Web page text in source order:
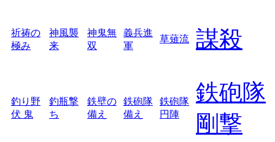
祈祷の
極み
神風襲
来
神鬼無
双
義兵進
軍
草薙流 謀殺
釣り野
伏 鬼
釣瓶撃
ち
鉄壁の
備え
鉄砲隊
備え
鉄砲隊
円陣
鉄砲隊
剛撃